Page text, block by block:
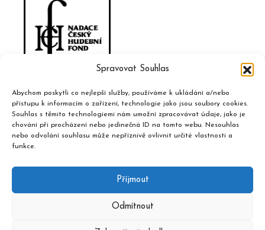
Spravovat Souhlas
Abychom poskytli co nejlepší služby, používáme k ukládání a/nebo
přístupu k informacím o zařízení, technologie jako jsou soubory cookies.
Souhlas s těmito technologiemi nám umožní zpracovávat údaje, jako je
chování při procházení nebo jedinečná ID na tomto webu. Nesouhlas
nebo odvolání souhlasu může nepříznivě ovlivnit určité vlastnosti a
funkce.
Příjmout
Odmítnout